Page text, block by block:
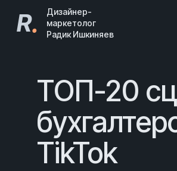
R.
Дизайнер-
маркетолог
Радик Ишкиняев
ТОП-20
TikTok